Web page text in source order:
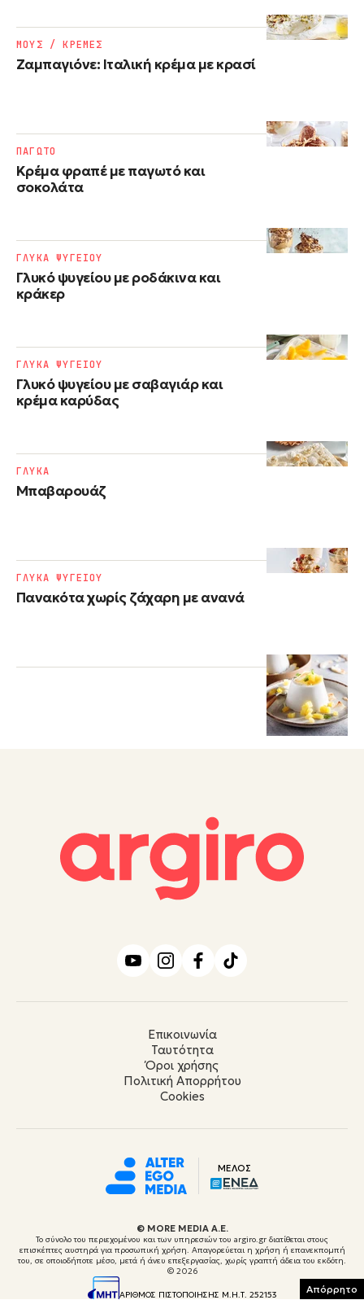
Ζαμπαγιόνε: Ιταλική κρέμα με κρασί
ΜΟΥΣ / ΚΡΕΜΕΣ
Κρέμα φραπέ με παγωτό και
σοκολάτα
ΠΑΓΩΤΟ
Γλυκό ψυγείου με ροδάκινα και
κράκερ
ΓΛΥΚΑ ΨΥΓΕΙΟΥ
Γλυκό ψυγείου με σαβαγιάρ και
κρέμα καρύδας
ΓΛΥΚΑ ΨΥΓΕΙΟΥ
Μπαβαρουάζ
ΓΛΥΚΑ
Πανακότα χωρίς ζάχαρη με ανανά
ΓΛΥΚΑ ΨΥΓΕΙΟΥ
Επικοινωνία
Ταυτότητα
Όροι χρήσης
Πολιτική Απορρήτου
Cookies
ΜΕΛΟΣ
© ΜORE MEDIA Α.Ε.
Το σύνολο του περιεχομένου και των υπηρεσιών του argiro.gr διατίθεται στους
επισκέπτες αυστηρά για προσωπική χρήση. Απαγορεύεται η χρήση ή επανεκπομπή
του, σε οποιοδήποτε μέσο, μετά ή άνευ επεξεργασίας, χωρίς γραπτή άδεια του εκδότη.
© 2026
ΑΡΙΘΜΟΣ ΠΙΣΤΟΠΟΙΗΣΗΣ Μ.Η.Τ. 252153 Απόρρητο